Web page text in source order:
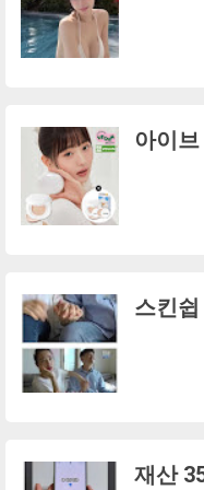
아이
스킨
재산